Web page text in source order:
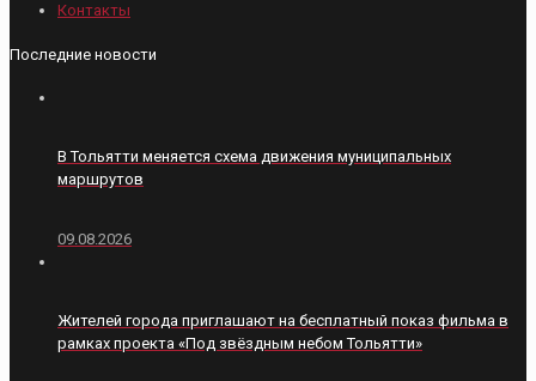
Контакты
Последние новости
В Тольятти меняется схема движения муниципальных
маршрутов
09.08.2026
Жителей города приглашают на бесплатный показ фильма в
рамках проекта «Под звёздным небом Тольятти»